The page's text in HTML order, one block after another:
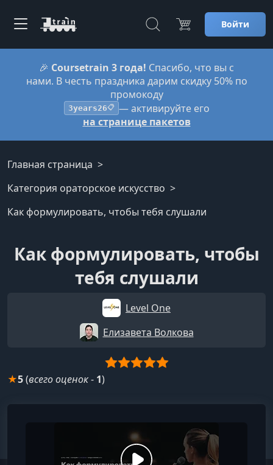
Войти
🎉 Coursetrain 3 года! Спасибо, что вы с
нами. В честь праздника дарим скидку 50% по
промокоду
3years26📋 — активируйте его
на странице пакетов
Главная страница
Категория ораторское искусство
Как формулировать, чтобы тебя слушали
Как формулировать, чтобы
тебя слушали
Level One
Елизавета Волкова
★5(всего оценок- 1)